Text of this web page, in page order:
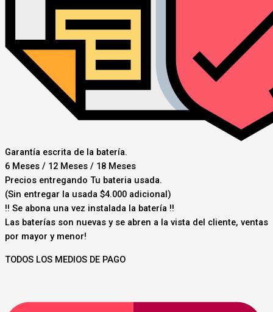
Garantía escrita de la batería.
6 Meses / 12 Meses / 18 Meses
Precios entregando Tu bateria usada.
(Sin entregar la usada $4.000 adicional)
‼️ Se abona una vez instalada la batería ‼️
Las baterías son nuevas y se abren a la vista del cliente, ventas
por mayor y menor!
TODOS LOS MEDIOS DE PAGO